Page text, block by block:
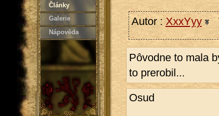
Články
Galerie
Nápověda
Autor : XxxYyy
Pôvodne to mala
to prerobil...
Osud